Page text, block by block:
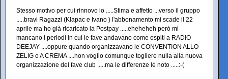
Stesso motivo per cui rinnovo io .....Stima e affetto ...verso il gruppo
.....bravi Ragazzi (Klapac e Ivano ) l'abbonamento mi scade il 22
aprile ma ho già ricaricato la Postpay .....eheheheh però mi
mancano i periodi in cui le fave andavano come ospiti a RADIO
DEEJAY ....oppure quando organizzavano le CONVENTION ALLO
ZELIG o A CREMA ....non voglio comunque togliere nulla alla nuova
organizzazione del fave club .....ma le differenze le noto .....:-(